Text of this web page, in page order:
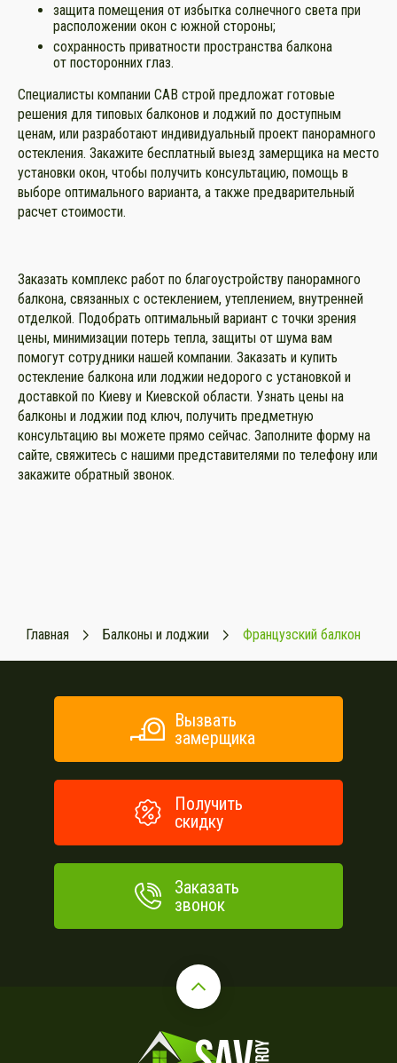
защита помещения от избытка солнечного света при
расположении окон с южной стороны;
сохранность приватности пространства балкона
от посторонних глаз.
Специалисты компании САВ строй предложат готовые
решения для типовых балконов и лоджий по доступным
ценам, или разработают индивидуальный проект панорамного
остекления. Закажите бесплатный выезд замерщика на место
установки окон, чтобы получить консультацию, помощь в
выборе оптимального варианта, а также предварительный
расчет стоимости.
Заказать комплекс работ по благоустройству панорамного
балкона, связанных с остеклением, утеплением, внутренней
отделкой. Подобрать оптимальный вариант с точки зрения
цены, минимизации потерь тепла, защиты от шума вам
помогут сотрудники нашей компании. Заказать и купить
остекление балкона или лоджии недорого с установкой и
доставкой по Киеву и Киевской области. Узнать цены на
балконы и лоджии под ключ, получить предметную
консультацию вы можете прямо сейчас. Заполните форму на
сайте, свяжитесь с нашими представителями по телефону или
закажите обратный звонок.
Главная Балконы и лоджии Французский балкон
Вызвать
замерщика
Получить
скидку
Заказать
звонок